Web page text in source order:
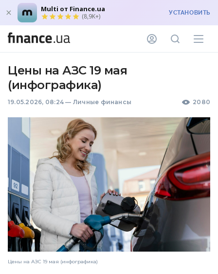
Multi от Finance.ua
(8,9K+) УСТАНОВИТЬ
Цены на АЗС 19 мая
(инфографика)
19.05.2026, 08:24 — Личные финансы 2080
Цены на АЗС 19 мая (инфографика)